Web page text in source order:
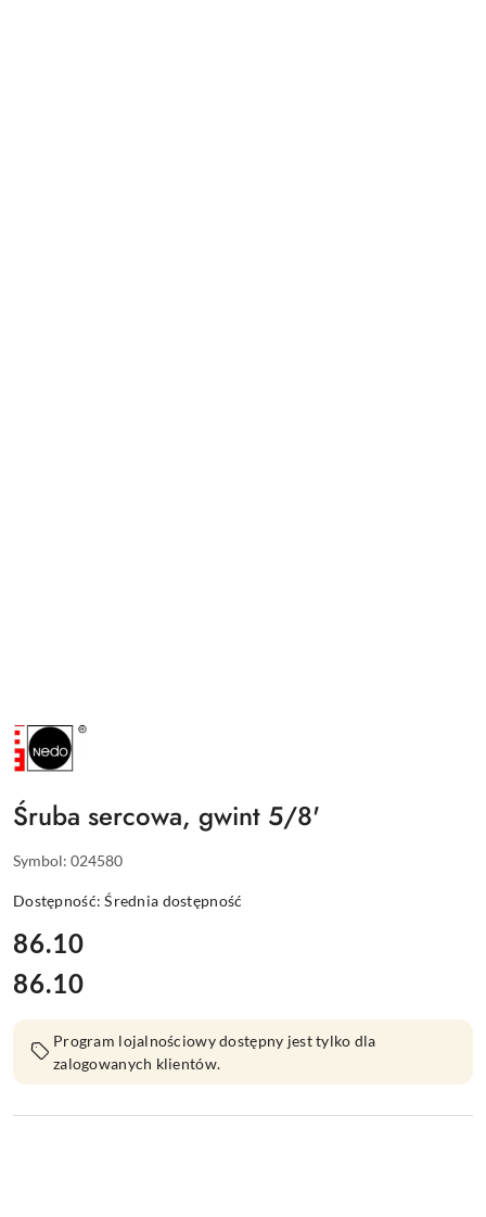
NAZWA
PRODUCENTA:
NEDO
Śruba sercowa, gwint 5/8'
Symbol: 024580
Dostępność:Średnia dostępność
cena:
86.10
Cena:
86.10
Program lojalnościowy dostępny jest tylko dla
zalogowanych klientów.